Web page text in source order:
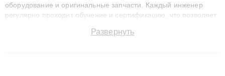
оборудование и оригинальные запчасти. Каждый инженер
регулярно проходит обучение и сертификацию, что позволяет
технику с сохранением гарантии до 3 лет. Наши мастера
Развернуть